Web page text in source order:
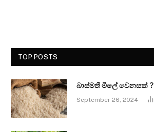
TOP POSTS
බාස්මතී මිලේ වෙනසක් ?
September 26, 2024